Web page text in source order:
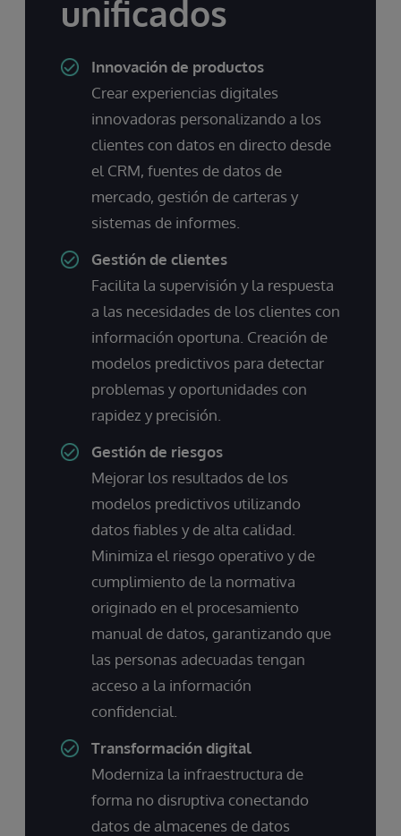
unificados
Innovación de productos
Crear experiencias digitales
innovadoras personalizando a los
clientes con datos en directo desde
el CRM, fuentes de datos de
mercado, gestión de carteras y
sistemas de informes.
Gestión de clientes
Facilita la supervisión y la respuesta
a las necesidades de los clientes con
información oportuna. Creación de
modelos predictivos para detectar
problemas y oportunidades con
rapidez y precisión.
Gestión de riesgos
Mejorar los resultados de los
modelos predictivos utilizando
datos fiables y de alta calidad.
Minimiza el riesgo operativo y de
cumplimiento de la normativa
originado en el procesamiento
manual de datos, garantizando que
las personas adecuadas tengan
acceso a la información
confidencial.
Transformación digital
Moderniza la infraestructura de
forma no disruptiva conectando
datos de almacenes de datos